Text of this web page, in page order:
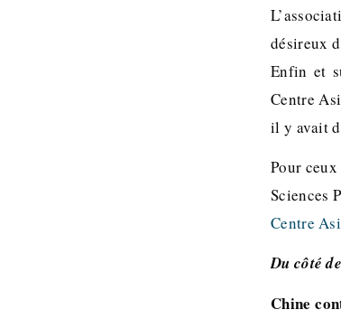
désireux
Enfin et
Centre
il y avait
Pour
Sciences
Centre
Du côté
Chine